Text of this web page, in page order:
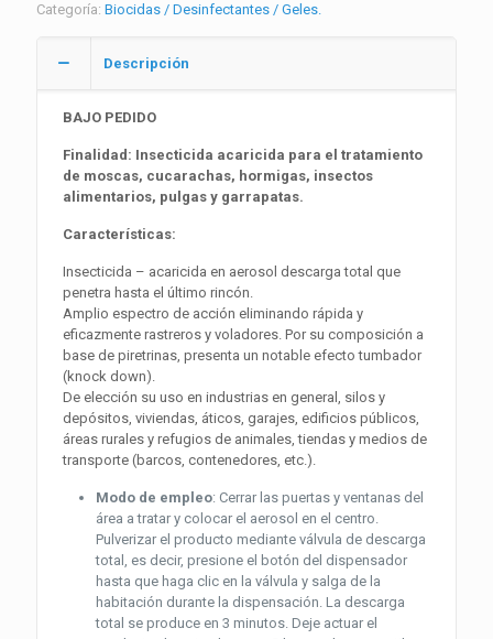
Categoría: Biocidas / Desinfectantes / Geles.
Descripción
BAJO PEDIDO
Finalidad: Insecticida acaricida para el tratamiento
de moscas, cucarachas, hormigas, insectos
alimentarios, pulgas y garrapatas.
Características:
Insecticida – acaricida en aerosol descarga total que
penetra hasta el último rincón.
Amplio espectro de acción eliminando rápida y
eficazmente rastreros y voladores. Por su composición a
base de piretrinas, presenta un notable efecto tumbador
(knock down).
De elección su uso en industrias en general, silos y
depósitos, viviendas, áticos, garajes, edificios públicos,
áreas rurales y refugios de animales, tiendas y medios de
transporte (barcos, contenedores, etc.).
Modo de empleo: Cerrar las puertas y ventanas del
área a tratar y colocar el aerosol en el centro.
Pulverizar el producto mediante válvula de descarga
total, es decir, presione el botón del dispensador
hasta que haga clic en la válvula y salga de la
habitación durante la dispensación. La descarga
total se produce en 3 minutos. Deje actuar el